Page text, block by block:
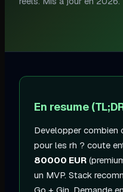
En resume
Developper combien
pour les rh ? coute
80000 EUR
un MVP. Stack